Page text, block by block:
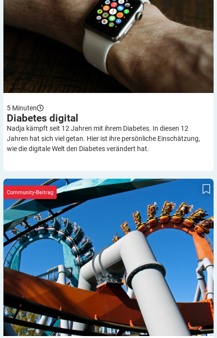
5 Minuten
Diabetes digital
Nadja kämpft seit 12 Jahren mit ihrem Diabetes. In diesen 12
Jahren hat sich viel getan. Hier ist ihre persönliche Einschätzung,
wie die digitale Welt den Diabetes verändert hat.
Mit dem Diabetes im Freizeitpark
Community-Beitrag